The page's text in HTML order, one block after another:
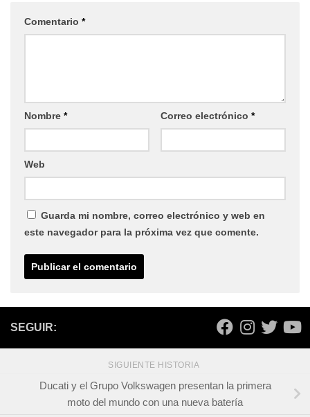
Comentario *
Nombre * Correo electrónico *
Web
Guarda mi nombre, correo electrónico y web en
este navegador para la próxima vez que comente.
SEGUIR:
SIGUIENTE HISTORIA
Ducati y el Grupo Volkswagen presentan la primera
moto del mundo con una nueva batería